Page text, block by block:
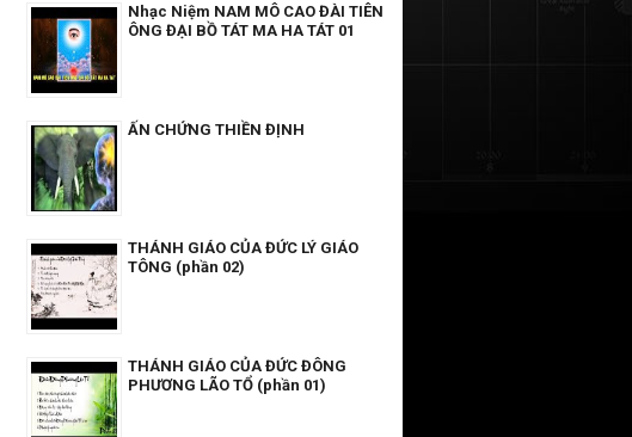
Nhạc Niệm NAM MÔ CAO ĐÀI TIÊN
ÔNG ĐẠI BỒ TÁT MA HA TÁT 01
ẤN CHỨNG THIỀN ĐỊNH
THÁNH GIÁO CỦA ĐỨC LÝ GIÁO
TÔNG (phần 02)
THÁNH GIÁO CỦA ĐỨC ĐÔNG
PHƯƠNG LÃO TỔ (phần 01)